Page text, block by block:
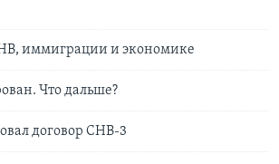
иммиграции и экономике
Что дальше?
договор СНВ-3